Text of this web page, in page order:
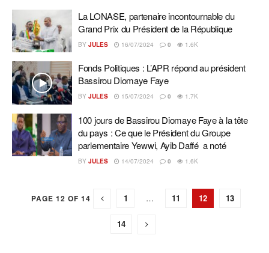
La LONASE, partenaire incontournable du
Grand Prix du Président de la République
BY JULES 16/07/2024 0 1.6K
Fonds Politiques : L’APR répond au président
Bassirou Diomaye Faye
BY JULES 15/07/2024 0 1.7K
100 jours de Bassirou Diomaye Faye à la tête
du pays : Ce que le Président du Groupe
parlementaire Yewwi, Ayib Daffé a noté
BY JULES 14/07/2024 0 1.6K
PAGE 12 OF 14 1 … 11 12 13
14